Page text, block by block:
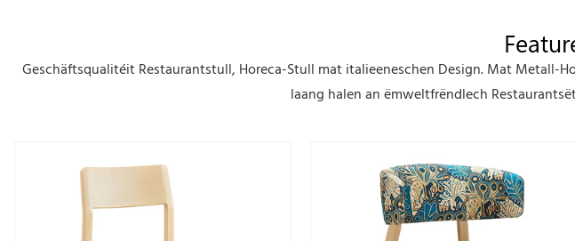
Geschäftsqualitéit Restaurantstull, Horeca-Stull mat italieeneschen Design. Mat Metall-
laang halen an ëmweltfrëndlech